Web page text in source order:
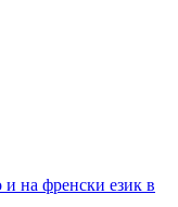
на френски език в